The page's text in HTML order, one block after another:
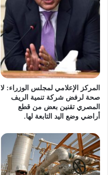
المركز الإعلامي لمجلس الوزراء: لا
صحة لرفض شركة تنمية الريف
المصري تقنين بعض من قطع
أراضي وضع اليد التابعة لها.